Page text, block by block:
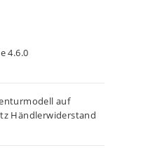
4.6.0
auf
Händlerwiderstand